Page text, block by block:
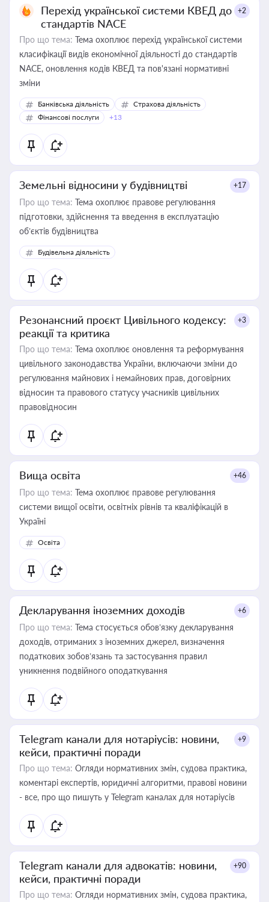
Перехід української системи КВЕД до
стандартів NACE
+2
Про що тема: Тема охоплює перехід української системи
класифікації видів економічної діяльності до стандартів
NACE, оновлення кодів КВЕД та пов'язані нормативні
зміни
Банківська діяльність
Страхова діяльність
Фінансові послуги
+13
Земельні відносини у будівництві +17
Про що тема: Тема охоплює правове регулювання
підготовки, здійснення та введення в експлуатацію
об’єктів будівництва
Будівельна діяльність
Резонансний проєкт Цивільного кодексу:
реакції та критика
+3
Про що тема: Тема охоплює оновлення та реформування
цивільного законодавства України, включаючи зміни до
регулювання майнових і немайнових прав, договірних
відносин та правового статусу учасників цивільних
правовідносин
Вища освіта +46
Про що тема: Тема охоплює правове регулювання
системи вищої освіти, освітніх рівнів та кваліфікацій в
Україні
Освіта
Декларування іноземних доходів +6
Про що тема: Тема стосується обов’язку декларування
доходів, отриманих з іноземних джерел, визначення
податкових зобов’язань та застосування правил
уникнення подвійного оподаткування
Telegram канали для нотаріусів: новини,
кейси, практичні поради
+9
Про що тема: Огляди нормативних змін, судова практика,
коментарі експертів, юридичні алгоритми, правові новини
- все, про що пишуть у Telegram каналах для нотаріусів
Telegram канали для адвокатів: новини,
кейси, практичні поради
+90
Про що тема: Огляди нормативних змін, судова практика,